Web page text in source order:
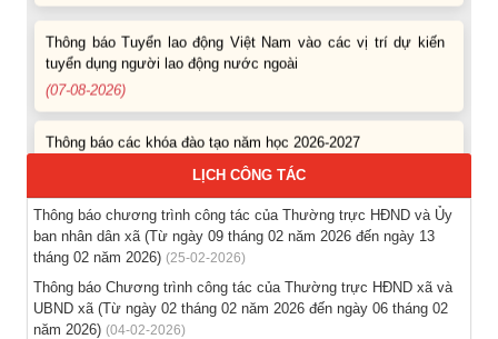
tuyển dụng người lao động nước ngoài
(07-08-2026)
(04-08-2026)
Thông báo hỗ trợ tư vấn, tuyển dụng lao động đi làm việc
trong tỉnh
(03-08-2026)
Thông báo hỗ trợ tư vấn, tuyển dụng lao động đi làm việc ở
nước ngoài theo hợp đồng
LỊCH CÔNG TÁC
Thông báo chương trình công tác của Thường trực HĐND và Ủy
ban nhân dân xã (Từ ngày 09 tháng 02 năm 2026 đến ngày 13
tháng 02 năm 2026) (25-02-2026)
Thông báo Chương trình công tác của Thường trực HĐND xã và
UBND xã (Từ ngày 02 tháng 02 năm 2026 đến ngày 06 tháng 02
năm 2026) (04-02-2026)